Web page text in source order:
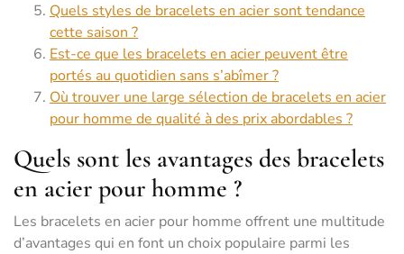
Quels styles de bracelets en acier sont tendance
cette saison ?
Est-ce que les bracelets en acier peuvent être
portés au quotidien sans s’abîmer ?
Où trouver une large sélection de bracelets en acier
pour homme de qualité à des prix abordables ?
Quels sont les avantages des bracelets
en acier pour homme ?
Les bracelets en acier pour homme offrent une multitude
d’avantages qui en font un choix populaire parmi les